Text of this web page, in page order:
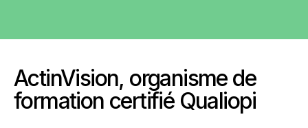
ActinVision, organisme de
formation certifié Qualiopi